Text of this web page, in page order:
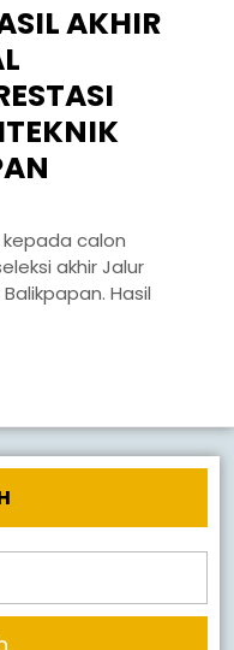
AKHIR
AKHIR
SELEKSI
NASIONAL
(SNBP)
2025
NEGERI
akhir Jalur
Hasil